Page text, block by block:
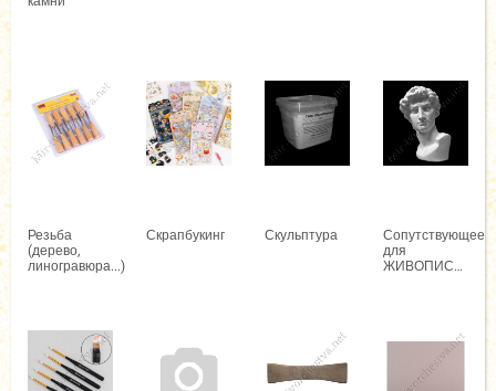
Резьба
(дерево,
линогравюра...)
Скрапбукинг Скульптура
Сопутствующее
для
ЖИВОПИСИ